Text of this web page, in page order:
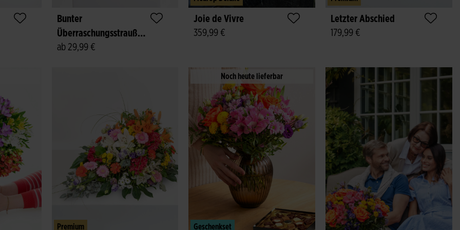
Bunter
Überraschungsstrauß
zum Geburtstag
ab 29,99 €
Joie de Vivre
359,99 €
Letzter Abschied
179,99 €
Premium
Noch heute lieferbar
Geschenkset